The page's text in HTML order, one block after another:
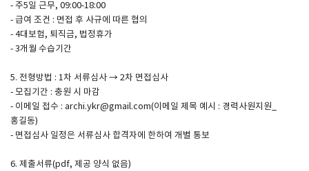
Contact
- 주5일 근무, 09:00-18:00
- 급여 조건 : 면접 후 사규에 따른 협의
- 4대보험, 퇴직금, 법정휴가
- 3개월 수습기간
5. 전형방법 : 1차 서류심사 → 2차 면접심사
- 모집기간 : 충원 시 마감
- 이메일 접수 : archi.ykr@gmail.com(이메일 제목 예시 : 경력사원지원_
홍길동)
- 면접심사 일정은 서류심사 합격자에 한하여 개별 통보
6. 제출서류(pdf, 제공 양식 없음)